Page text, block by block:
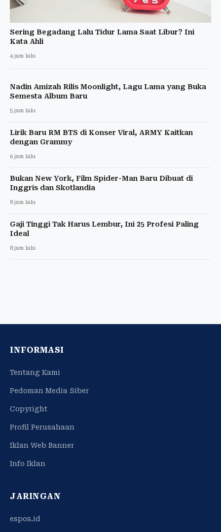
Sering Begadang Lalu Tidur Lama Saat Libur? Ini
Kata Ahli
4 jam lalu
Nadin Amizah Rilis Moonlight, Lagu Lama yang Buka
Semesta Album Baru
5 jam lalu
Lirik Baru RM BTS di Konser Viral, ARMY Kaitkan
dengan Grammy
6 jam lalu
Bukan New York, Film Spider-Man Baru Dibuat di
Inggris dan Skotlandia
8 jam lalu
Gaji Tinggi Tak Harus Lembur, Ini 25 Profesi Paling
Ideal
8 jam lalu
INFORMASI
Tentang Kami
Pedoman Media Siber
Copyright
Profil Perusahaan
Iklan Web Banner
Info Iklan
JARINGAN
espos.id